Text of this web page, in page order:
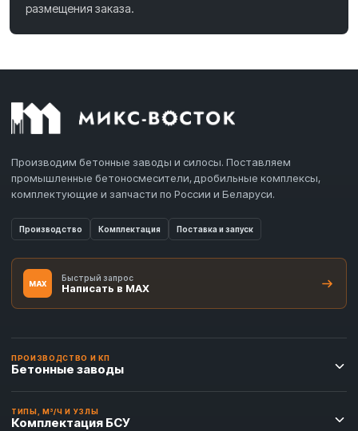
размещения заказа.
Производим бетонные заводы и силосы. Поставляем
промышленные бетоносмесители, дробильные комплексы,
комплектующие и запчасти по России и Беларуси.
Производство Комплектация Поставка и запуск
MAX
Быстрый запрос
Написать в MAX
ПРОИЗВОДСТВО И КП
Бетонные заводы
ТИПЫ, М³/Ч И УЗЛЫ
Комплектация БСУ